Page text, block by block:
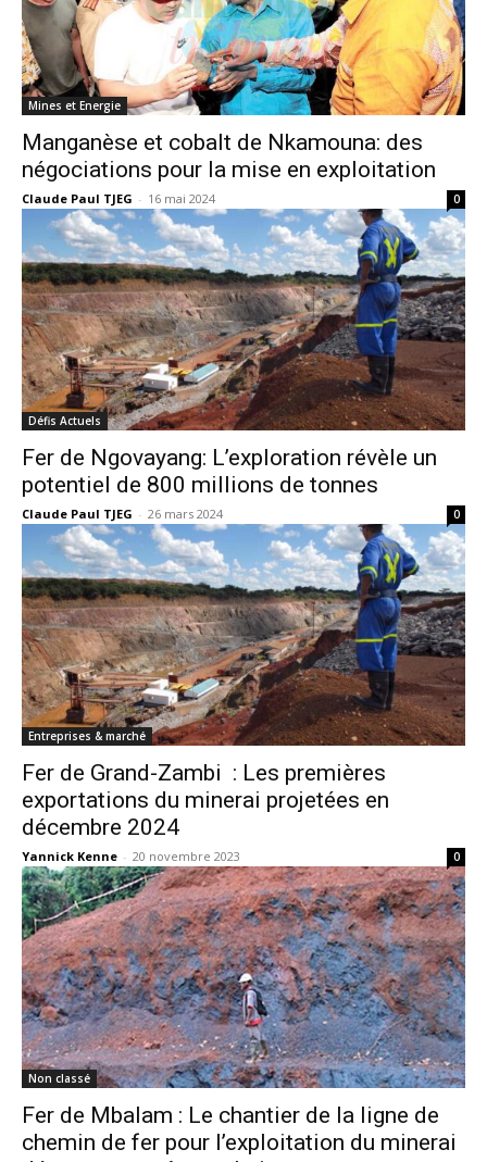
Mines et Energie
Manganèse et cobalt de Nkamouna: des
négociations pour la mise en exploitation
Claude Paul TJEG - 16 mai 2024 0
Défis Actuels
Fer de Ngovayang: L’exploration révèle un
potentiel de 800 millions de tonnes
Claude Paul TJEG - 26 mars 2024 0
Entreprises & marché
Fer de Grand-Zambi : Les premières
exportations du minerai projetées en
décembre 2024
Yannick Kenne - 20 novembre 2023 0
Non classé
Fer de Mbalam : Le chantier de la ligne de
chemin de fer pour l’exploitation du minerai